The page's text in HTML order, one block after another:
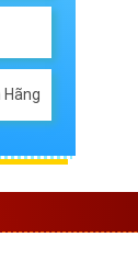
Hãng